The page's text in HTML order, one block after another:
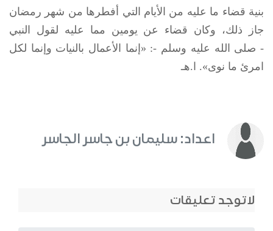
بنية قضاء ما عليه من الأيام التي أفطرها من شهر رمضان
جاز ذلك، وكان قضاء عن يومين مما عليه لقول النبي
- صلى الله عليه وسلم -: «إنما الأعمال بالنيات وإنما لكل
امرئ ما نوى». ا.هـ
اعداد: سليمان بن جاسر الجاسر
لاتوجد تعليقات